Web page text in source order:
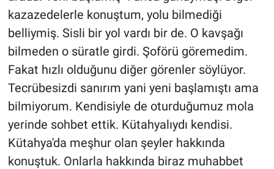
kazazedelerle konuştum, yolu bilmediği
belliymiş. Sisli bir yol vardı bir de. O kavşağı
bilmeden o süratle girdi. Şoförü göremedim.
Fakat hızlı olduğunu diğer görenler söylüyor.
Tecrübesizdi sanırım yani yeni başlamıştı ama
bilmiyorum. Kendisiyle de oturduğumuz mola
yerinde sohbet ettik. Kütahyalıydı kendisi.
Kütahya'da meşhur olan şeyler hakkında
konuştuk. Onlarla hakkında biraz muhabbet